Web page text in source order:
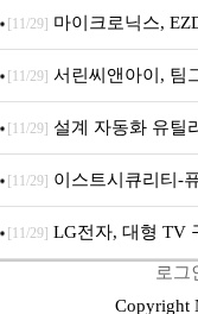
[11/29] 마이크로닉스,
시
[11/29] 서린씨앤아이, 팀
5600MHz 16GB 출시
[11/29] 설계 자동화 유틸
무상 배포
[11/29] 이스트시큐리티-
세대 AI 보안 플랫폼 구
[11/29] LG전자, 대형 TV
로그
Copyright